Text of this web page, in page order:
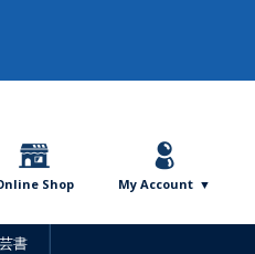
Shop My Account
書